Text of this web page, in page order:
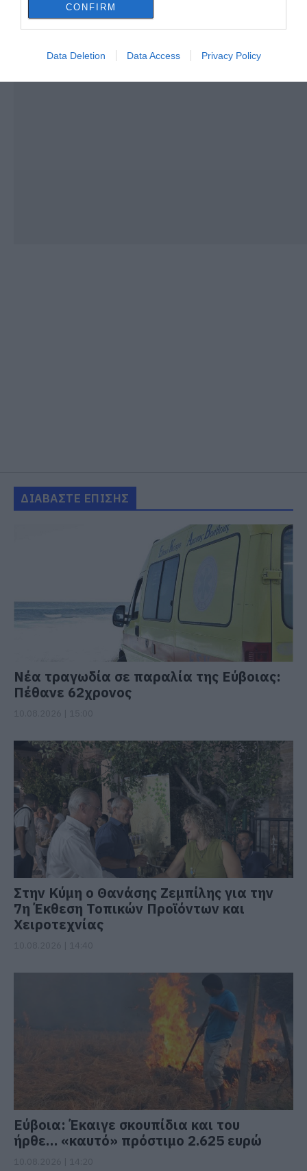
CONFIRM
Data Deletion Data Access Privacy Policy
ΔΙΑΒΑΣΤΕ ΕΠΙΣΗΣ
Νέα τραγωδία σε παραλία της Εύβοιας:
Πέθανε 62χρονος
Στην Κύμη ο Θανάσης Ζεμπίλης για την
7η Έκθεση Τοπικών Προϊόντων και
Χειροτεχνίας
Εύβοια: Έκαιγε σκουπίδια και του
ήρθε… «καυτό» πρόστιμο 2.625 ευρώ